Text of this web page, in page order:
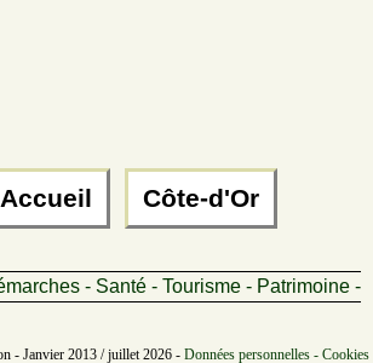
Accueil Côte-d'Or
- Santé - Tourisme - Patrimoine -
- Janvier 2013 / juillet 2026 - Données personnelles -